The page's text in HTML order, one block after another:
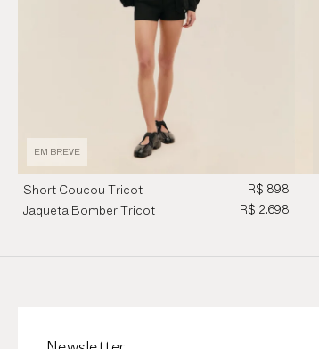
EM BREVE
Short Coucou Tricot
Preto
R$ 898
Jaqueta Bomber Tricot
R$ 2.698